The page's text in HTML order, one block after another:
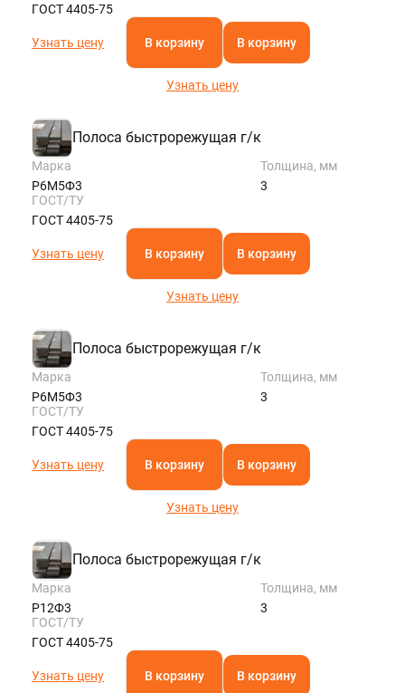
ГОСТ 4405-75
Узнать цену В корзину В корзину
Узнать цену
Полоса быстрорежущая г/к
Марка
Р6М5Ф3
Толщина, мм
3
ГОСТ/ТУ
ГОСТ 4405-75
Узнать цену В корзину В корзину
Узнать цену
Полоса быстрорежущая г/к
Марка
Р6М5Ф3
Толщина, мм
3
ГОСТ/ТУ
ГОСТ 4405-75
Узнать цену В корзину В корзину
Узнать цену
Полоса быстрорежущая г/к
Марка
Р12Ф3
Толщина, мм
3
ГОСТ/ТУ
ГОСТ 4405-75
Узнать цену В корзину В корзину